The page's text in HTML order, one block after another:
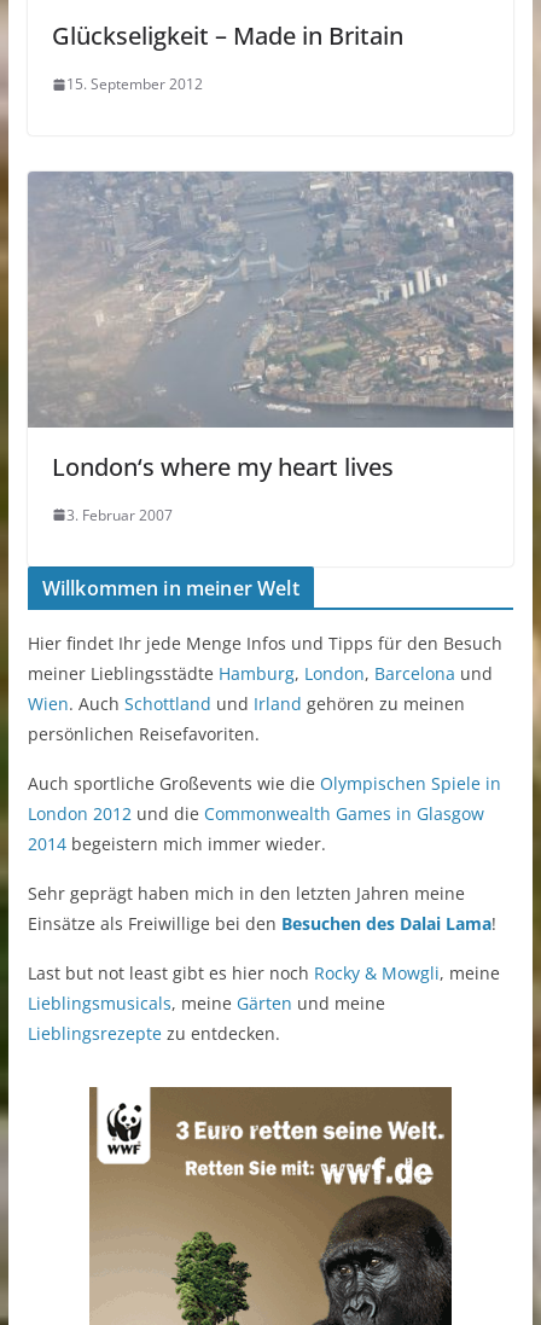
Glückseligkeit – Made in Britain
15. September 2012
London‘s where my heart lives
3. Februar 2007
Willkommen in meiner Welt
Hier findet Ihr jede Menge Infos und Tipps für den Besuch
meiner Lieblingsstädte Hamburg, London, Barcelona und
Wien. Auch Schottland und Irland gehören zu meinen
persönlichen Reisefavoriten.
Auch sportliche Großevents wie die Olympischen Spiele in
London 2012und die Commonwealth Games in Glasgow
2014 begeistern mich immer wieder.
Sehr geprägt haben mich in den letzten Jahren meine
Einsätze als Freiwillige bei den Besuchen des Dalai Lama!
Last but not least gibt es hier noch Rocky & Mowgli, meine
Lieblingsmusicals, meine Gärten und meine
Lieblingsrezeptezu entdecken.